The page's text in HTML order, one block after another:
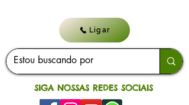
Ligar
SIGA NOSSAS REDES SOCIAIS